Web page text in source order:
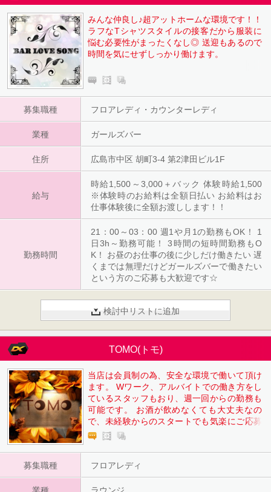
みんな仲良し♪超アットホームな環境です！！
ラフなTシャツスタイルの接客だから服装に
悩む必要性がまったくなし◎ 送迎もあるので
時間を気にせずしっかり働けます。
募集職種 フロアレディ・カウンターレディ
業種 ガールズバー
住所 広島市中区 胡町3-4 第2津田ビル1F
給与
時給1,500～3,000＋バック 体験時給1,500
※体験時のお給料は全額日払い お給料はお
仕事体験後に全額お渡しします！！
勤務時間
21：00～03：00 週1や月1の勤務もOK！ 1
日3h～勤務可能！ 3時間の短時間勤務もO
K！ お昼のお仕事の後に少しだけ働きたい 遅
くまでは無理だけどガールズバーで働きたい
という方のご応募も大歓迎です☆
検討中リストに追加
TOMO(トモ)
当店は会員制の為、安全な環境で働いて頂け
ます。 Wワーク、アルバイトでの働き方をし
ているスタッフもおり、週一回からの勤務も
可能です。 お酒が飲めなくても大丈夫なの
で、未経験からのスタートでも気楽にご応募
下さい。
募集職種 フロアレディ